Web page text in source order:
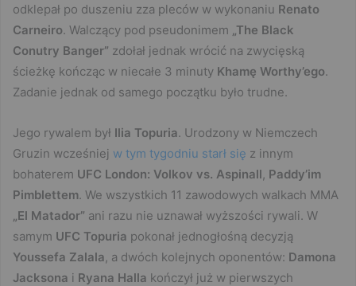
odklepał po duszeniu zza pleców w wykonaniu Renato
Carneiro. Walczący pod pseudonimem „The Black
Conutry Banger” zdołał jednak wrócić na zwycięską
ścieżkę kończąc w niecałe 3 minuty Khamę Worthy’ego.
Zadanie jednak od samego początku było trudne.
Jego rywalem był Ilia Topuria. Urodzony w Niemczech
Gruzin wcześniej w tym tygodniu starł się z innym
bohaterem UFC London: Volkov vs. Aspinall, Paddy’im
Pimblettem. We wszystkich 11 zawodowych walkach MMA
„El Matador” ani razu nie uznawał wyższości rywali. W
samym UFC Topuria pokonał jednogłośną decyzją
Youssefa Zalala, a dwóch kolejnych oponentów: Damona
Jacksona i Ryana Halla kończył już w pierwszych